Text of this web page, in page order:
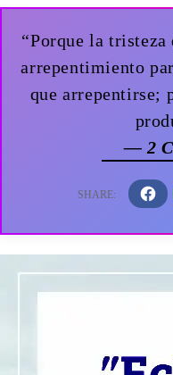
“Porque la tristeza
arrepentimiento
que arrepentirse;
— 2